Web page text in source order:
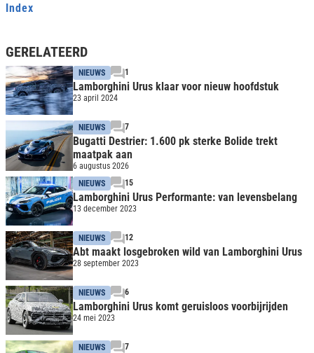
Index
GERELATEERD
NIEUWS 1
Lamborghini Urus klaar voor nieuw hoofdstuk
23 april 2024
NIEUWS 7
Bugatti Destrier: 1.600 pk sterke Bolide trekt
maatpak aan
6 augustus 2026
NIEUWS
15
Lamborghini Urus Performante: van levensbelang
13 december 2023
NIEUWS 12
Abt maakt losgebroken wild van Lamborghini Urus
28 september 2023
NIEUWS 6
Lamborghini Urus komt geruisloos voorbijrijden
24 mei 2023
NIEUWS 7